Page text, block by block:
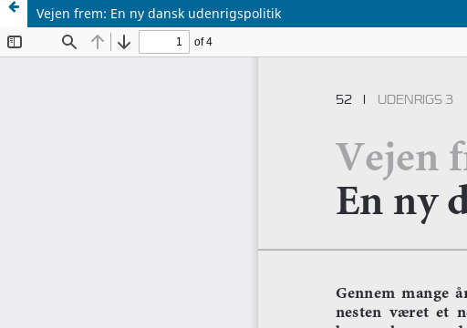
Vejen frem: En ny dansk udenrigspolitik